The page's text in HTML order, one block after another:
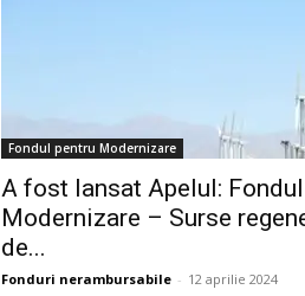
Fondul pentru Modernizare
A fost lansat Apelul:
Modernizare – Surse
de...
Fonduri nerambursabile - 12 aprilie 2024